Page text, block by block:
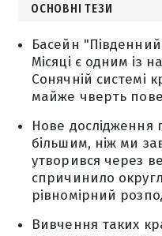
ОСНОВНІ ТЕЗИ
Басейн
Місяці є одним із
Сонячній системі
майже чверть
Нове дослідження
більшим, ніж ми
утворився через
спричинило
рівномірний
Вивчення таких